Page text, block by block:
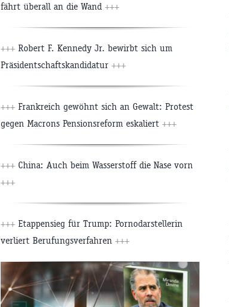
fährt überall an die Wand +++
+++ Robert F. Kennedy Jr. bewirbt sich um
Präsidentschaftskandidatur +++
+++ Frankreich gewöhnt sich an Gewalt: Protest
gegen Macrons Pensionsreform eskaliert +++
+++ China: Auch beim Wasserstoff die Nase vorn
+++
+++ Etappensieg für Trump: Pornodarstellerin
verliert Berufungsverfahren +++